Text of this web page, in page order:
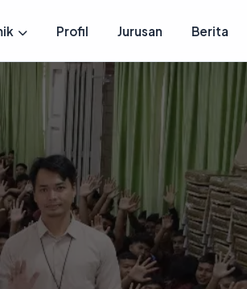
Profil Jurusan Berita